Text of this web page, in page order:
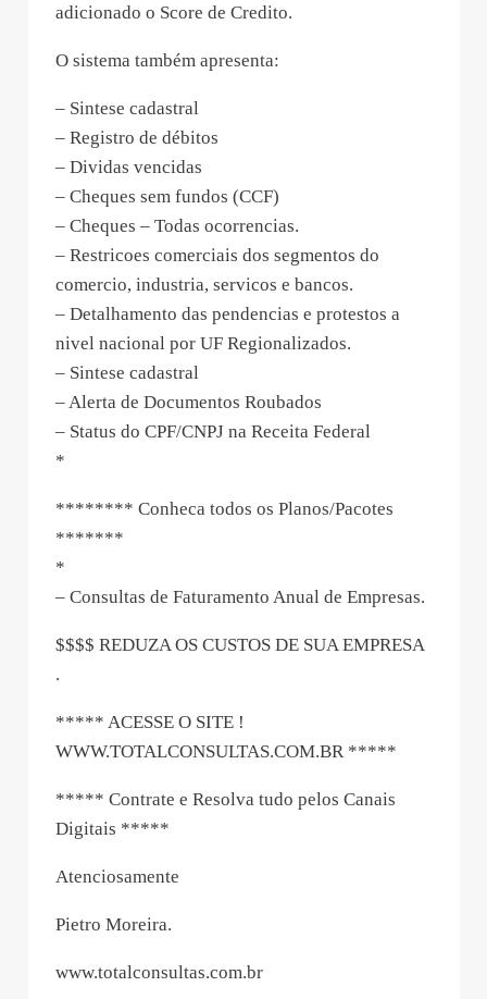
adicionado o Score de Credito.
O sistema também apresenta:
– Sintese cadastral
– Registro de débitos
– Dividas vencidas
– Cheques sem fundos (CCF)
– Cheques – Todas ocorrencias.
– Restricoes comerciais dos segmentos do
comercio, industria, servicos e bancos.
– Detalhamento das pendencias e protestos a
nivel nacional por UF Regionalizados.
– Sintese cadastral
– Alerta de Documentos Roubados
– Status do CPF/CNPJ na Receita Federal
*
******** Conheca todos os Planos/Pacotes
*******
*
– Consultas de Faturamento Anual de Empresas.
$$$$ REDUZA OS CUSTOS DE SUA EMPRESA
.
***** ACESSE O SITE !
WWW.TOTALCONSULTAS.COM.BR *****
***** Contrate e Resolva tudo pelos Canais
Digitais *****
Atenciosamente
Pietro Moreira.
www.totalconsultas.com.br